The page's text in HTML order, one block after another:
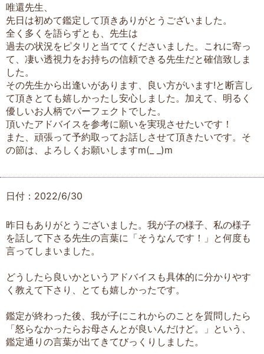
唯還先生、
先日は初めて鑑定して頂きありがとうございました。
全く多くを語らずとも、先生は
過去の状況をピタリと当ててくださいました。これに寄っ
て、凄い透視力をお持ちの信頼できる先生だと確信致しま
した。
その先生から出逢いがあります、良い方がいます!と断言し
て頂きとても嬉しかったし安心しました。加えて、明るく
優しいお人柄でパーフェクトでした。
頂いたアドバイスを参考に願いを実現させたいです！
また、頑張って予約取ってお話しさせて頂きたいです。そ
の節は、よろしくお願いしますm(_ _)m
日付：2022/6/30
昨日もありがとうございました。我が子の様子、私の様子
を話して下さる先生の言葉に「そうなんです！」と何度も
言ってしまいました。
どうしたら良いかというアドバイスも具体的に分かりやす
く教えて下さり、とても嬉しかったです。
鑑定が終わった後、我が子にこれからのことを質問したら
「怒らなかったらお母さんとが良いんだけど。」という、
鑑定通りの言葉が出てきてびっくりしました。